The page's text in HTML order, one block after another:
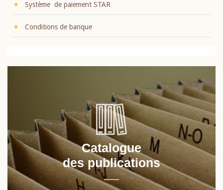
Système de paiement STAR
Conditions de banque
Catalogue
des publications